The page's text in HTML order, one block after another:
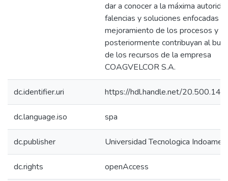
dar a conocer a la máxima
falencias y soluciones enfocadas al
mejoramiento de los procesos y
posteriormente contribuyan al
de los recursos de la empresa
COAGVELCOR S.A.
dc.identifier.uri https://hdl.handle.net/
dc.language.iso spa
dc.publisher Universidad Tecnologica
dc.rights openAccess